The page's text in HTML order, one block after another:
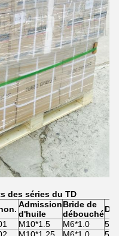
des séries du TD
Admission
d'huile
Bride de
débouché
M10*1.5 M6*1.0
M10*1.25 M6*1.0
57